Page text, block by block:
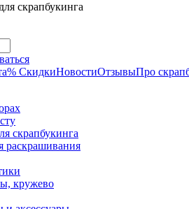
скрапбукинга
% СкидкиНовостиОтзывыПро
скрапбукинга
раскрашивания
кружево